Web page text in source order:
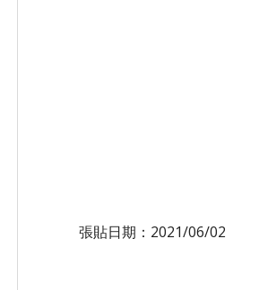
張貼日期：2021/06/02